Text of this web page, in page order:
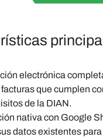
electrónica
que cumplen
de la DIAN.
nativa con Google
datos existentes